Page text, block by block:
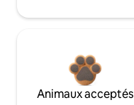
Animaux acceptés